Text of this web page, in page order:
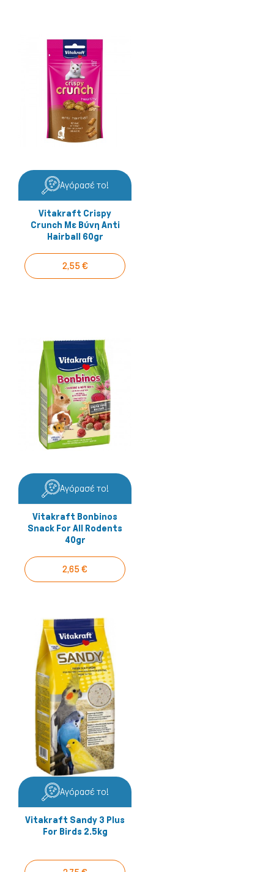
Αγόρασέ το!
Vitakraft Crispy
Crunch Με Βύνη Anti
Hairball 60gr
2,55 €
Αγόρασέ το!
Vitakraft Bonbinos
Snack For All Rodents
40gr
2,65 €
Αγόρασέ το!
Vitakraft Sandy 3 Plus
For Birds 2.5kg